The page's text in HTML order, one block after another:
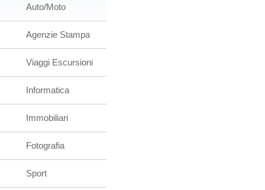
Auto/Moto
Agenzie Stampa
Viaggi Escursioni
Informatica
Immobiliari
Fotografia
Sport